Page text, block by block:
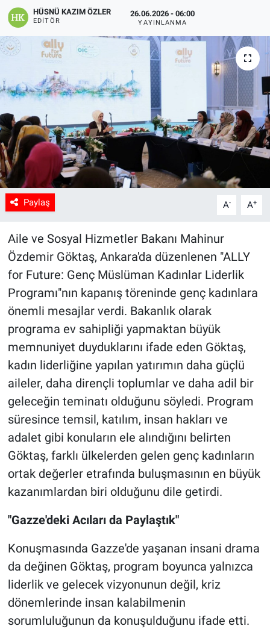
HÜSNÜ KAZIM ÖZLER
EDITÖR
26.06.2026 - 06:00
YAYINLANMA
Paylaş A- A+
Aile ve Sosyal Hizmetler Bakanı Mahinur
Özdemir Göktaş, Ankara'da düzenlenen "ALLY
for Future: Genç Müslüman Kadınlar Liderlik
Programı"nın kapanış töreninde genç kadınlara
önemli mesajlar verdi. Bakanlık olarak
programa ev sahipliği yapmaktan büyük
memnuniyet duyduklarını ifade eden Göktaş,
kadın liderliğine yapılan yatırımın daha güçlü
aileler, daha dirençli toplumlar ve daha adil bir
geleceğin teminatı olduğunu söyledi. Program
süresince temsil, katılım, insan hakları ve
adalet gibi konuların ele alındığını belirten
Göktaş, farklı ülkelerden gelen genç kadınların
ortak değerler etrafında buluşmasının en büyük
kazanımlardan biri olduğunu dile getirdi.
"Gazze'deki Acıları da Paylaştık"
Konuşmasında Gazze'de yaşanan insani drama
da değinen Göktaş, program boyunca yalnızca
liderlik ve gelecek vizyonunun değil, kriz
dönemlerinde insan kalabilmenin
sorumluluğunun da konuşulduğunu ifade etti.
Uşak Haberleri